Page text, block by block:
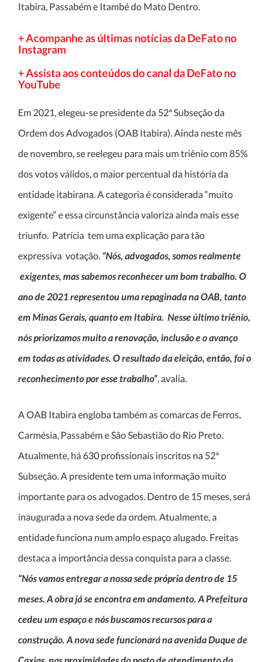
Itabira, Passabém e Itambé do Mato Dentro.
+ Acompanhe as últimas notícias da DeFato no
Instagram
+ Assista aos conteúdos do canal da DeFato no
YouTube
Em 2021, elegeu-se presidente da 52ª Subseção da
Ordem dos Advogados (OAB Itabira). Ainda neste mês
de novembro, se reelegeu para mais um triênio com 85%
dos votos válidos, o maior percentual da história da
entidade itabirana. A categoria é considerada “muito
exigente” e essa circunstância valoriza ainda mais esse
triunfo. Patrícia tem uma explicação para tão
expressiva votação. “Nós, advogados, somos realmente
exigentes, mas sabemos reconhecer um bom trabalho. O
ano de 2021 representou uma repaginada na OAB, tanto
em Minas Gerais, quanto em Itabira. Nesse último triênio,
nós priorizamos muito a renovação, inclusão e o avanço
em todas as atividades. O resultado da eleição, então, foi o
reconhecimento por esse trabalho”, avalia.
A OAB Itabira engloba também as comarcas de Ferros,
Carmésia, Passabém e São Sebastião do Rio Preto.
Atualmente, há 630 profissionais inscritos na 52ª
Subseção. A presidente tem uma informação muito
importante para os advogados. Dentro de 15 meses, será
inaugurada a nova sede da ordem. Atualmente, a
entidade funciona num amplo espaço alugado. Freitas
destaca a importância dessa conquista para a classe.
“Nós vamos entregar a nossa sede própria dentro de 15
meses. A obra já se encontra em andamento. A Prefeitura
cedeu um espaço e nós buscamos recursos para a
construção. A nova sede funcionará na avenida Duque de